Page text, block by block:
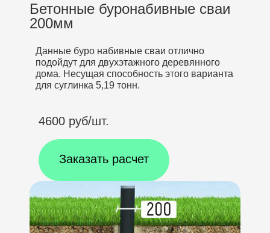
Бетонные буронабивные сваи
200мм
Данные буро набивные сваи отлично
подойдут для двухэтажного деревянного
дома. Несущая способность этого варианта
для суглинка 5,19 тонн.
4600 руб/шт.
Заказать расчет